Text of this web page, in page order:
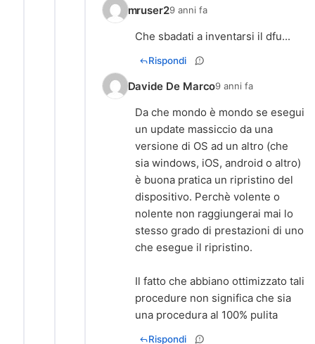
mruser29 anni fa
Che sbadati a inventarsi il dfu...
Rispondi
Davide De Marco9 anni fa
Da che mondo è mondo se esegui
un update massiccio da una
versione di OS ad un altro (che
sia windows, iOS, android o altro)
è buona pratica un ripristino del
dispositivo. Perchè volente o
nolente non raggiungerai mai lo
stesso grado di prestazioni di uno
che esegue il ripristino.
Il fatto che abbiano ottimizzato tali
procedure non significa che sia
una procedura al 100% pulita
Rispondi